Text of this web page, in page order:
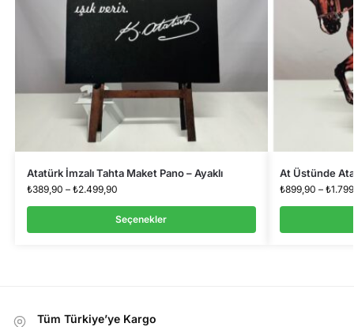
Atatürk İmzalı Tahta Maket Pano – Ayaklı
₺389,90 – ₺2.499,90
Seçenekler
At Üstünde
₺899,90 – ₺
Tüm Türkiye’ye Kargo